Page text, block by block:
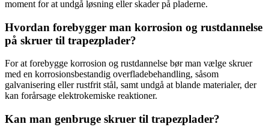
moment for at undgå løsning eller skader på pladerne.
Hvordan forebygger man korrosion og rustdannelse
på skruer til trapezplader?
For at forebygge korrosion og rustdannelse bør man vælge skruer
med en korrosionsbestandig overfladebehandling, såsom
galvanisering eller rustfrit stål, samt undgå at blande materialer, der
kan forårsage elektrokemiske reaktioner.
Kan man genbruge skruer til trapezplader?